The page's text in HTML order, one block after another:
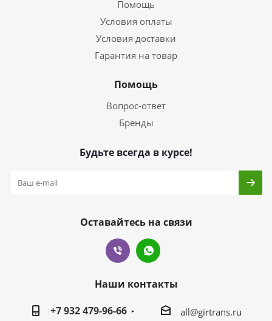
Помощь
Условия оплаты
Условия доставки
Гарантия на товар
Помощь
Вопрос-ответ
Бренды
Будьте всегда в курсе!
Оставайтесь на связи
Наши контакты
+7 932 479-96-66
all@girtrans.ru